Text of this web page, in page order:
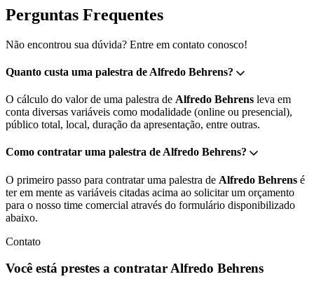
Perguntas Frequentes
Não encontrou sua dúvida? Entre em contato conosco!
Quanto custa uma palestra de Alfredo Behrens?
O cálculo do valor de uma palestra de Alfredo Behrens leva em
conta diversas variáveis como modalidade (online ou presencial),
público total, local, duração da apresentação, entre outras.
Como contratar uma palestra de Alfredo Behrens?
O primeiro passo para contratar uma palestra de Alfredo Behrens é
ter em mente as variáveis citadas acima ao solicitar um orçamento
para o nosso time comercial através do formulário disponibilizado
abaixo.
Contato
Você está prestes a contratar Alfredo Behrens